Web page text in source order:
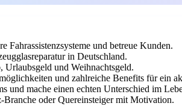
Fahrassistenzsysteme und betreue Kunden.
in Deutschland.
und Weihnachtsgeld.
und zahlreiche Benefits für ein
und mache einen echten Unterschied im
oder Quereinsteiger mit Motivation.